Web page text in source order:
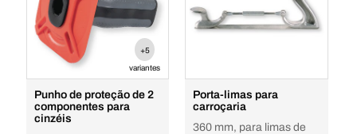
+5
variantes
Punho de proteção de 2
componentes para
cinzéis
Porta-limas para
carroçaria
360 mm, para limas de